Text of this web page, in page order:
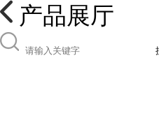
产品展厅